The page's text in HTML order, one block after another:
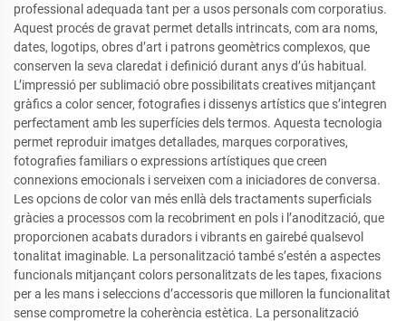
professional adequada tant per a usos personals com corporatius.
Aquest procés de gravat permet detalls intrincats, com ara noms,
dates, logotips, obres d’art i patrons geomètrics complexos, que
conserven la seva claredat i definició durant anys d’ús habitual.
L’impressió per sublimació obre possibilitats creatives mitjançant
gràfics a color sencer, fotografies i dissenys artístics que s’integren
perfectament amb les superfícies dels termos. Aquesta tecnologia
permet reproduir imatges detallades, marques corporatives,
fotografies familiars o expressions artístiques que creen
connexions emocionals i serveixen com a iniciadores de conversa.
Les opcions de color van més enllà dels tractaments superficials
gràcies a processos com la recobriment en pols i l’anodització, que
proporcionen acabats duradors i vibrants en gairebé qualsevol
tonalitat imaginable. La personalització també s’estén a aspectes
funcionals mitjançant colors personalitzats de les tapes, fixacions
per a les mans i seleccions d’accessoris que milloren la funcionalitat
sense comprometre la coherència estètica. La personalització